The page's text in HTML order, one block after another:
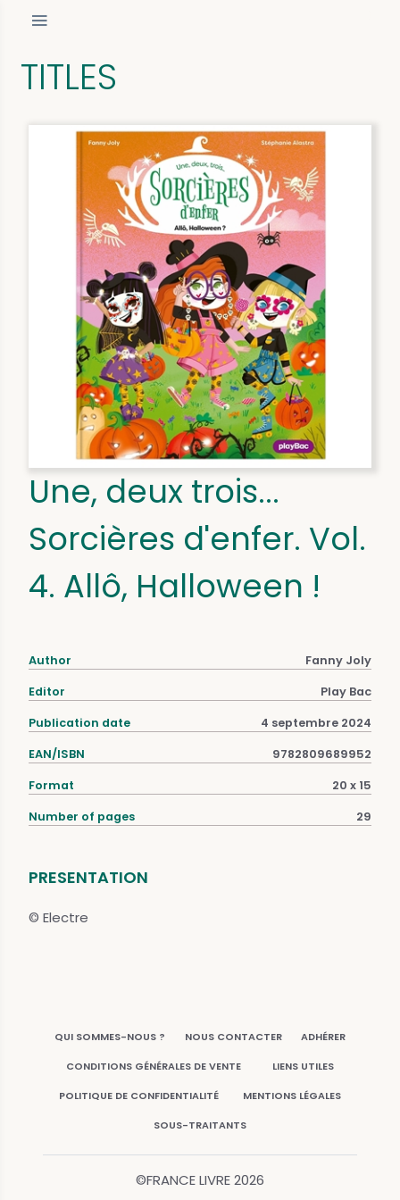
TITLES
Une, deux trois...
Sorcières d'enfer. Vol.
4. Allô, Halloween !
Author Fanny Joly
Editor Play Bac
Publication date 4 septembre 2024
EAN/ISBN 9782809689952
Format 20 x 15
Number of pages 29
PRESENTATION
© Electre
QUI SOMMES-NOUS ? NOUS CONTACTER ADHÉRER
CONDITIONS GÉNÉRALES DE VENTE LIENS UTILES
POLITIQUE DE CONFIDENTIALITÉ MENTIONS LÉGALES
SOUS-TRAITANTS
©FRANCE LIVRE2026